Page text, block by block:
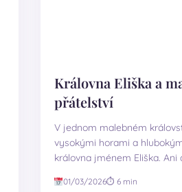
Královna Eliška a
přátelství
V jednom malebném
vysokými horami a
královna jménem Eliška.
01/03/2026⏱ 6 min